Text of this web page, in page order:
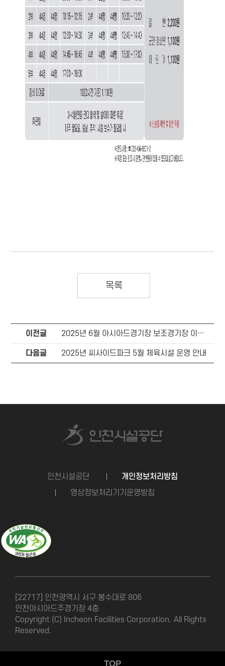
목록
이전글 2025년 6월 아시아드경기장 보조경기장 이용안내
다음글 2025년 씨사이드파크 5월 체육시설 운영 안내
인천시설공단
개인정보처리방침
영상정보처리기기운영방침
TOP
[22717] 인천광역시 서구 봉수대로 806
인천아시아드주경기장 4층
Copyright (C) Incheon Facilities Corporation. All Rights
Reserved.